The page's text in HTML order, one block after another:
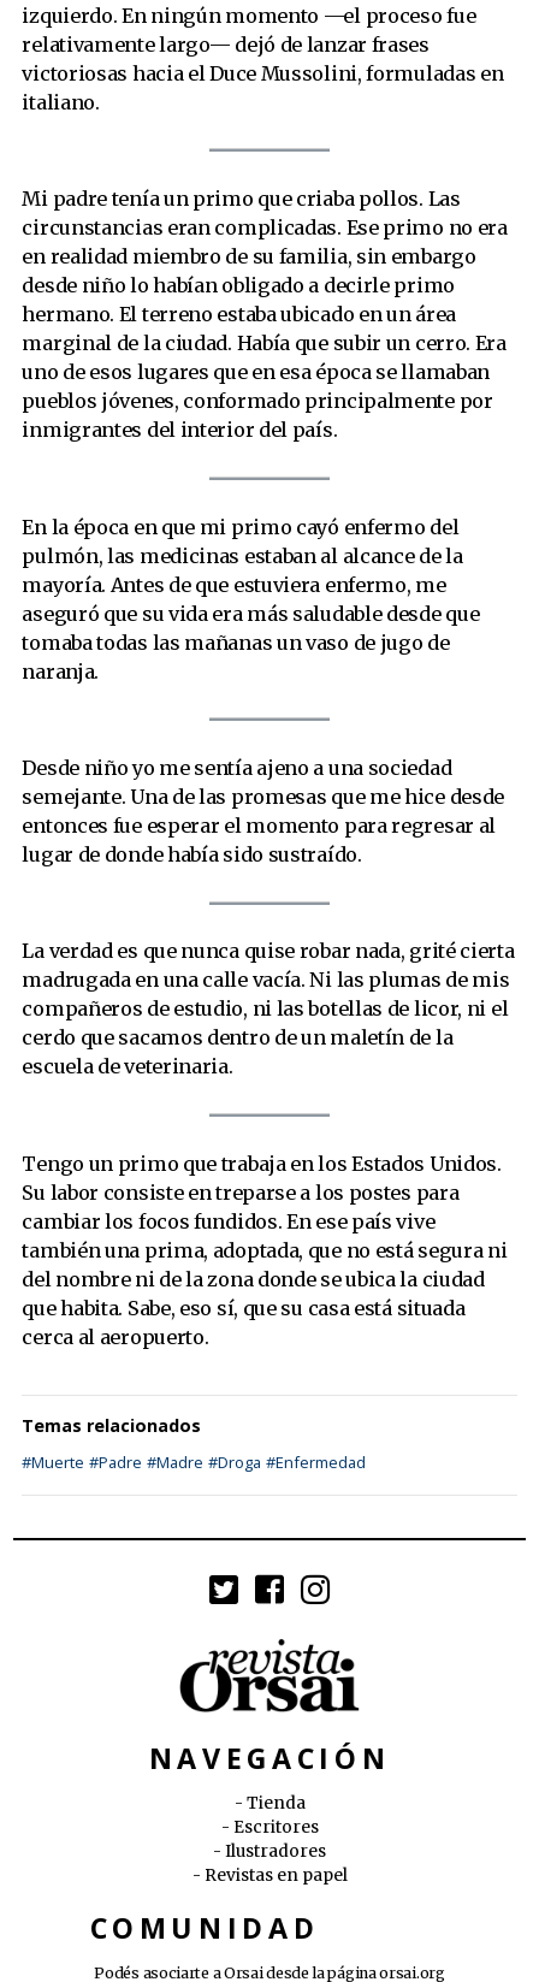
izquierdo. En ningún momento —el proceso fue
relativamente largo— dejó de lanzar frases
victoriosas hacia el Duce Mussolini, formuladas en
italiano.
Mi padre tenía un primo que criaba pollos. Las
circunstancias eran complicadas. Ese primo no era
en realidad miembro de su familia, sin embargo
desde niño lo habían obligado a decirle primo
hermano. El terreno estaba ubicado en un área
marginal de la ciudad. Había que subir un cerro. Era
uno de esos lugares que en esa época se llamaban
pueblos jóvenes, conformado principalmente por
inmigrantes del interior del país.
En la época en que mi primo cayó enfermo del
pulmón, las medicinas estaban al alcance de la
mayoría. Antes de que estuviera enfermo, me
aseguró que su vida era más saludable desde que
tomaba todas las mañanas un vaso de jugo de
naranja.
Desde niño yo me sentía ajeno a una sociedad
semejante. Una de las promesas que me hice desde
entonces fue esperar el momento para regresar al
lugar de donde había sido sustraído.
La verdad es que nunca quise robar nada, grité cierta
madrugada en una calle vacía. Ni las plumas de mis
compañeros de estudio, ni las botellas de licor, ni el
cerdo que sacamos dentro de un maletín de la
escuela de veterinaria.
Tengo un primo que trabaja en los Estados Unidos.
Su labor consiste en treparse a los postes para
cambiar los focos fundidos. En ese país vive
también una prima, adoptada, que no está segura ni
del nombre ni de la zona donde se ubica la ciudad
que habita. Sabe, eso sí, que su casa está situada
cerca al aeropuerto.
Temas relacionados
#Muerte #Padre #Madre #Droga #Enfermedad
NAVEGACIÓN
Tienda
Escritores
Ilustradores
Revistas en papel
COMUNIDAD
Podés asociarte a Orsai desde la páginaorsai.org